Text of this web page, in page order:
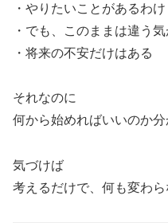
・やりたいことがあるわ
・でも、このままは違う
・将来の不安だけはある
それなのに
何から始めればいいのか分
気づけば
考えるだけで、何も変わら